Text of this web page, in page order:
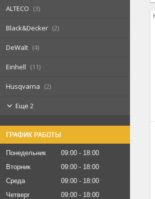
ALTECO
3
Black&Decker 2
DeWalt 4
Einhell 11
Husqvarna 2
Еще 2
ГРАФИК РАБОТЫ
Понедельник 09:00
18:00
Вторник
09:00
18:00
Среда
09:00
18:00
Четверг
09:00
18:00